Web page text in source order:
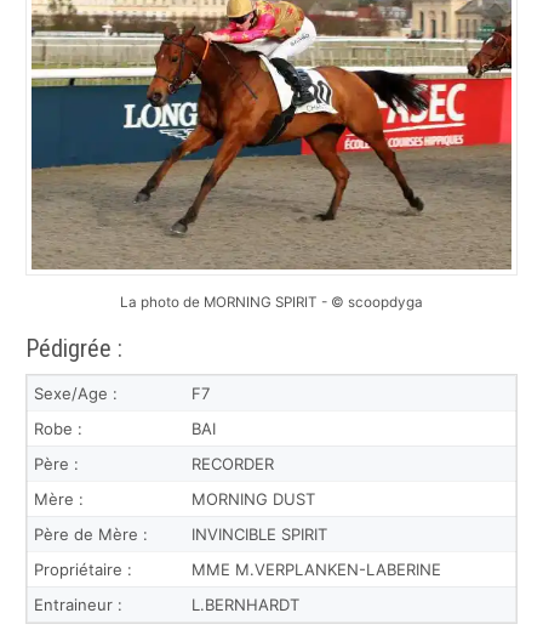
La photo de MORNING SPIRIT - © scoopdyga
Pédigrée :
Sexe/Age :
F7
Robe :
BAI
Père :
RECORDER
Mère :
MORNING DUST
Père de Mère :
INVINCIBLE SPIRIT
Propriétaire :
MME M.VERPLANKEN-LABERINE
Entraineur :
L.BERNHARDT